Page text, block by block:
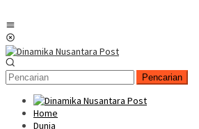
Pencarian
Home
Dunia